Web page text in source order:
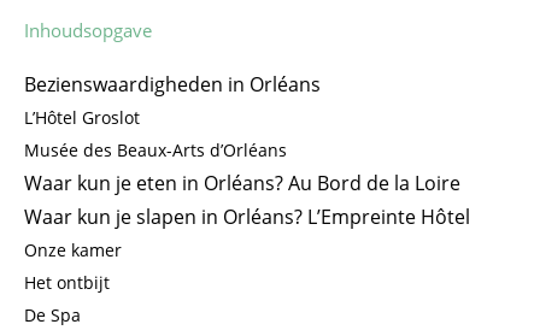
Inhoudsopgave
Bezienswaardigheden in Orléans
L’Hôtel Groslot
Musée des Beaux-Arts d’Orléans
Waar kun je eten in Orléans? Au Bord de la Loire
Waar kun je slapen in Orléans? L’Empreinte Hôtel
Onze kamer
Het ontbijt
De Spa